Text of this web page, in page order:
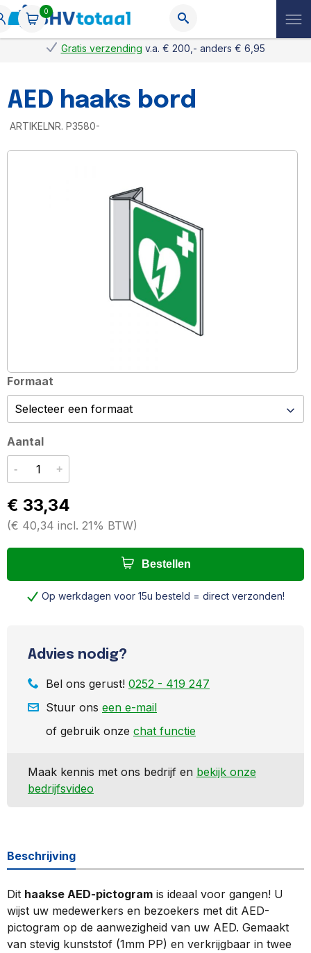
Gratis verzending v.a. € 200,- anders € 6,95
0
AED haaks bord
ARTIKELNR. P3580-
Formaat
€ 33,34
(€ 40,34 incl. 21% BTW)
Aantal
- +
Bestellen
Op werkdagen voor 15u besteld = direct verzonden!
Advies nodig?
Bel ons gerust! 0252 - 419 247
Stuur ons een e-mail
of gebruik onze chat functie
Maak kennis met ons bedrijf en bekijk onze
bedrijfsvideo
Beschrijving
Dit haakse AED-pictogram is ideaal voor gangen! U
wijst uw medewerkers en bezoekers met dit AED-
pictogram op de aanwezigheid van uw AED. Gemaakt
van stevig kunststof (1mm PP) en verkrijgbaar in twee